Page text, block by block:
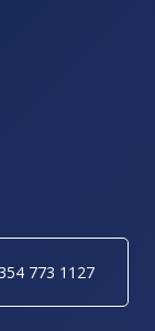
773 1127